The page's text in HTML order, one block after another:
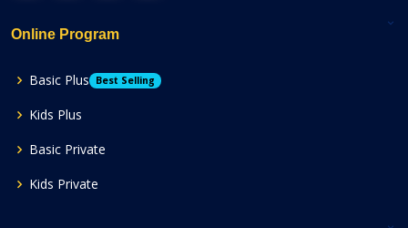
Online Program
Basic Plus Best Selling
Kids Plus
Basic Private
Kids Private